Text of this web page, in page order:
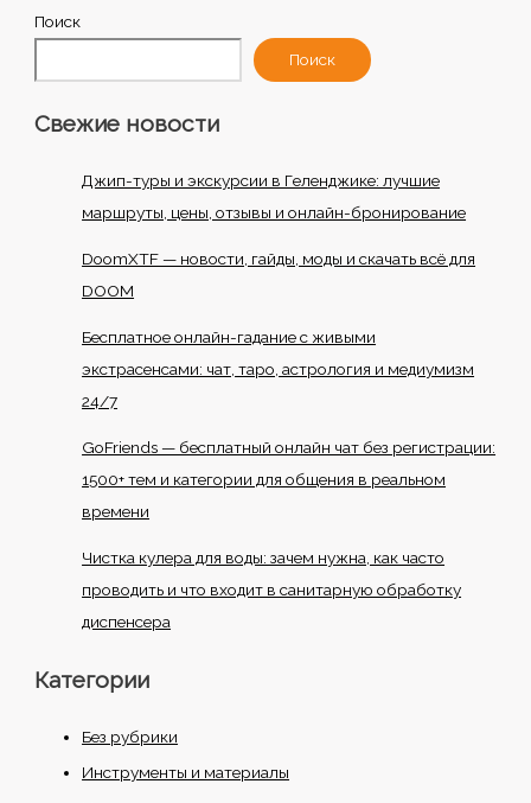
Поиск
Поиск
Свежие новости
Джип-туры и экскурсии в Геленджике: лучшие
маршруты, цены, отзывы и онлайн-бронирование
DoomXTF — новости, гайды, моды и скачать всё для
DOOM
Бесплатное онлайн-гадание с живыми
экстрасенсами: чат, таро, астрология и медиумизм
24/7
GoFriends — бесплатный онлайн чат без регистрации:
1500+ тем и категории для общения в реальном
времени
Чистка кулера для воды: зачем нужна, как часто
проводить и что входит в санитарную обработку
диспенсера
Категории
Без рубрики
Инструменты и материалы